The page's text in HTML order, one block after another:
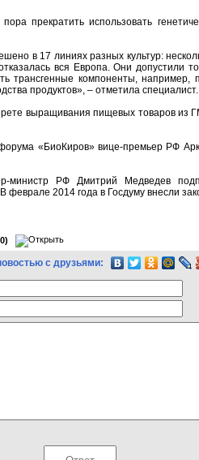
прекратить использовать
в 17 линиях разных культур:
вся Европа. Они допустили
трансгенные компоненты,
продуктов», – отметила специалист.
выращивания пищевых товаров из
«БиоКиров» вице-премьер РФ
министр РФ Дмитрий Медведев
2014 года в Госдуму внесли
с друзьями: